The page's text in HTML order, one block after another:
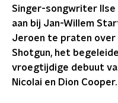
Singer-songwriter Ilse
aan bij Jan-Willem
Jeroen te praten over
Shotgun, het
vroegtijdige debuut
Nicolai en Dion Cooper.